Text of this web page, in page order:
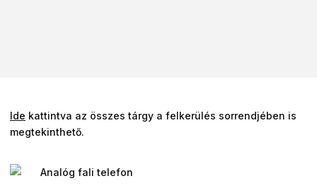
Ide kattintva az összes tárgy a felkerülés sorrendjében is
megtekinthető.